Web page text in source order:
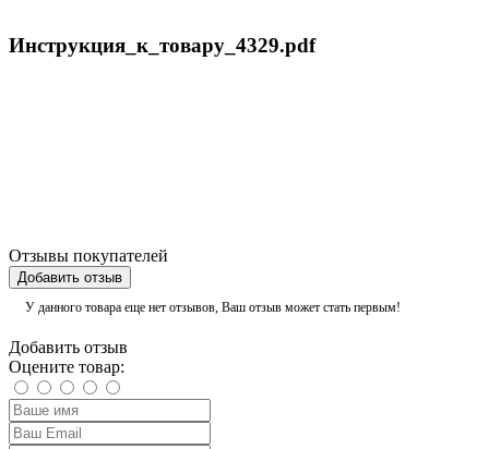
Инструкция_к_товару_4329.pdf
Отзывы покупателей
Добавить отзыв
У данного товара еще нет отзывов, Ваш отзыв может стать первым!
Добавить отзыв
Оцените товар: